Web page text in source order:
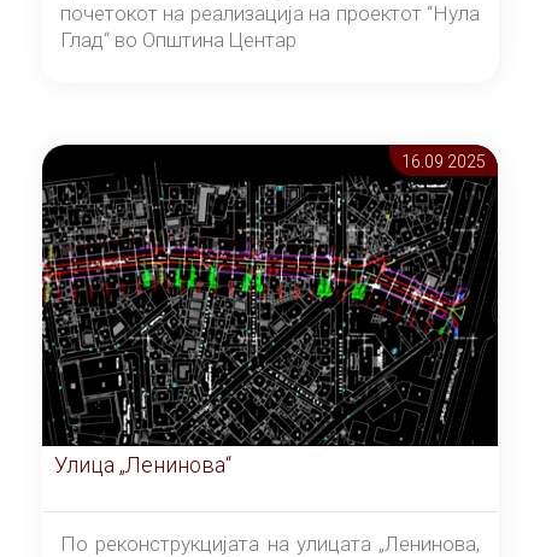
почетокот на реализација на проектот “Нула
Глад“ во Општина Центар
16.09 2025
Улица „Ленинова“
По реконструкцијата на улицата „Ленинова,